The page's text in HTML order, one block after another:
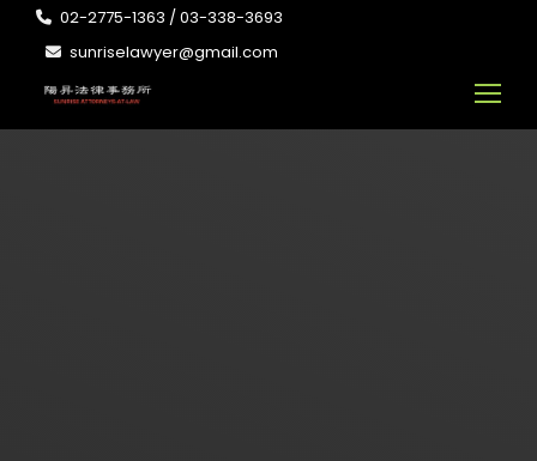
02-2775-1363 / 03-338-3693
sunriselawyer@gmail.com